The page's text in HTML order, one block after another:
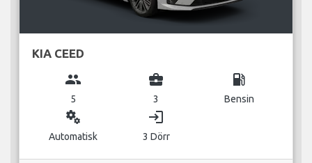
KIA CEED
group
5
business_center
3
local_gas_station
Bensin
miscellaneous_services
Automatisk
login
3 Dörr